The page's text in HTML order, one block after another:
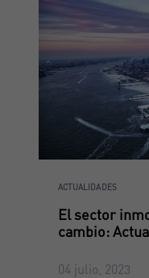
ACTUALIDADES
El sector
cambio:
04 julio, 2023